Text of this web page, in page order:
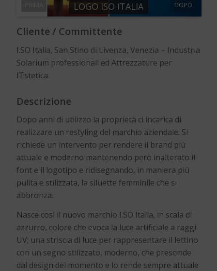
LOGO ISO ITALIA DOPO
Cliente / Committente
I.SO Italia, San Stino di Livenza, Venezia – Industria
Solarium professionali ed Attrezzature per
l’Estetica
Descrizione
Dopo anni di utilizzo la proprietà ci incarica di
realizzare un restyling del marchio aziendale. Si
richiede un intervento per rendere il brand più
attuale e moderno mantenendo però inalterato il
font e il logotipo e ridisegnando, in maniera più
pulita e stilizzata, la siluette femminile che si
abbronza.
Nasce così il nuovo marchio I.SO Italia, in scala di
azzurro, colore che evoca la luce artificiale a raggi
UV; una striscia di luce per rappresentare il lettino
con un segno stilizzato, moderno, che prescinde
dal design del momento e lo rende sempre attuale